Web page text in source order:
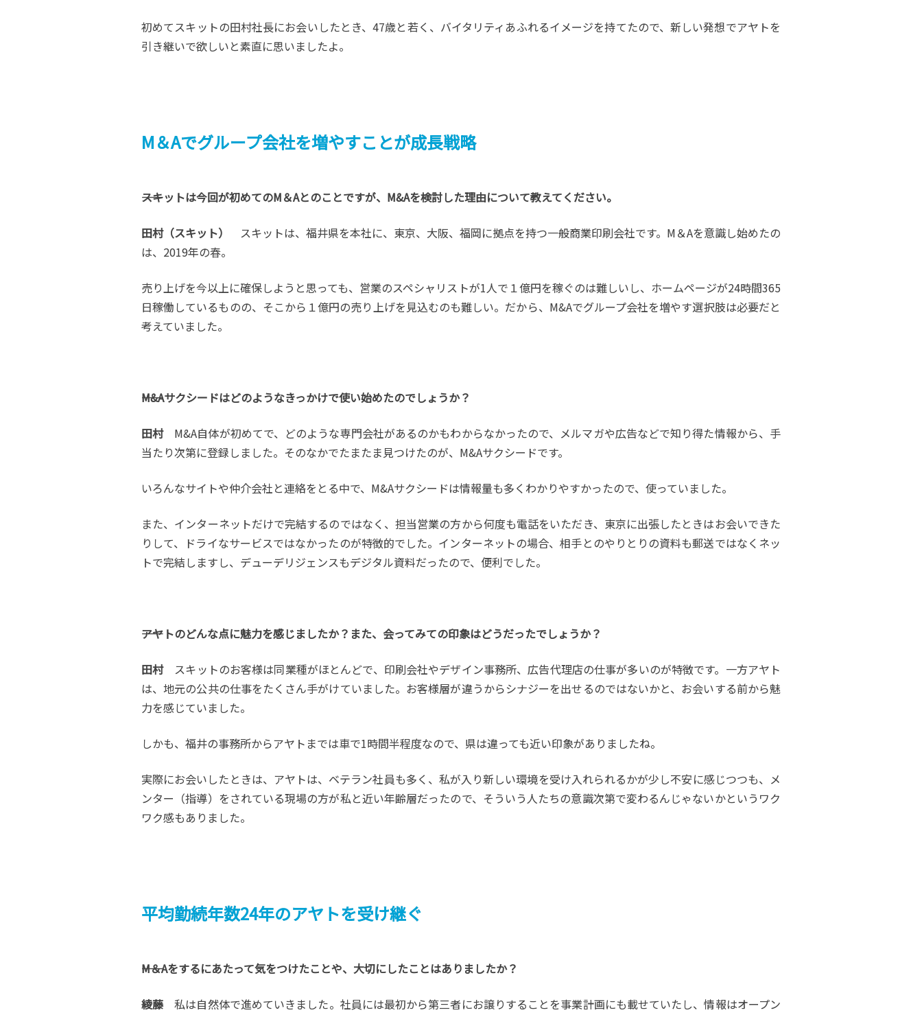
初めてスキットの田村社長にお会いしたとき、47歳と若く、バイタリティあふれるイメージを持てたので、新しい発想でアヤトを
引き継いで欲しいと素直に思いましたよ。
M＆Aでグループ会社を増やすことが成長戦略
――スキットは今回が初めてのM＆Aとのことですが、M&Aを検討した理由について教えてください。
田村（スキット）
スキットは、福井県を本社に、東京、大阪、福岡に拠点を持つ一般商業印刷会社です。M＆Aを意識し始めたの
は、2019年の春。
売り上げを今以上に確保しようと思っても、営業のスペシャリストが1人で１億円を稼ぐのは難しいし、ホームページが24時間365
日稼働しているものの、そこから１億円の売り上げを見込むのも難しい。だから、M&Aでグループ会社を増やす選択肢は必要だと
考えていました。
――M&Aサクシードはどのようなきっかけで使い始めたのでしょうか？
田村M&A自体が初めてで、どのような専門会社があるのかもわからなかったので、メルマガや広告などで知り得た情報から、手
当たり次第に登録しました。そのなかでたまたま見つけたのが、M&Aサクシードです。
いろんなサイトや仲介会社と連絡をとる中で、M&Aサクシードは情報量も多くわかりやすかったので、使っていました。
また、インターネットだけで完結するのではなく、担当営業の方から何度も電話をいただき、東京に出張したときはお会いできた
りして、ドライなサービスではなかったのが特徴的でした。インターネットの場合、相手とのやりとりの資料も郵送ではなくネッ
トで完結しますし、デューデリジェンスもデジタル資料だったので、便利でした。
――アヤトのどんな点に魅力を感じましたか？また、会ってみての印象はどうだったでしょうか？
田村スキットのお客様は同業種がほとんどで、印刷会社やデザイン事務所、広告代理店の仕事が多いのが特徴です。一方アヤト
は、地元の公共の仕事をたくさん手がけていました。お客様層が違うからシナジーを出せるのではないかと、お会いする前から魅
力を感じていました。
しかも、福井の事務所からアヤトまでは車で1時間半程度なので、県は違っても近い印象がありましたね。
実際にお会いしたときは、アヤトは、ベテラン社員も多く、私が入り新しい環境を受け入れられるかが少し不安に感じつつも、メ
ンター（指導）をされている現場の方が私と近い年齢層だったので、そういう人たちの意識次第で変わるんじゃないかというワク
ワク感もありました。
平均勤続年数24年のアヤトを受け継ぐ
――M＆Aをするにあたって気をつけたことや、大切にしたことはありましたか？
綾藤 私は自然体で進めていきました。社員には最初から第三者にお譲りすることを事業計画にも載せていたし、情報はオープン